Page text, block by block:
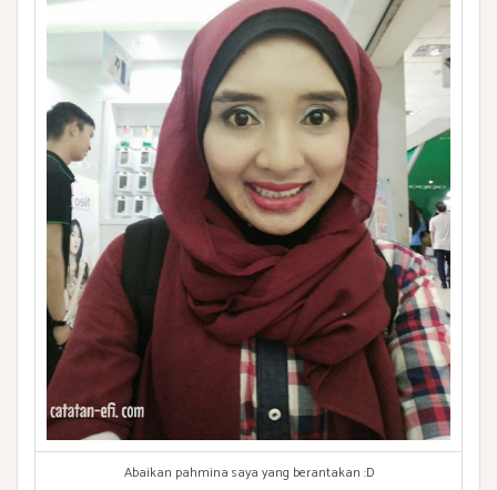
Abaikan pahmina saya yang berantakan :D